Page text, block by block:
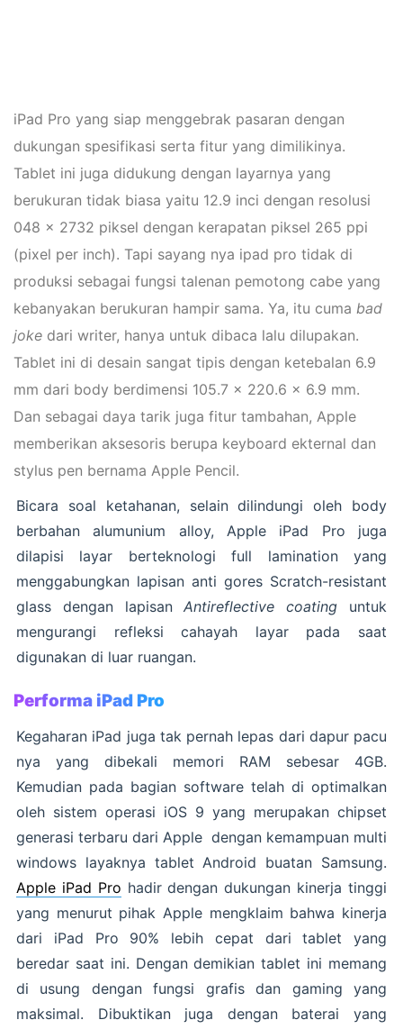
iPad Pro yang siap menggebrak pasaran dengan
dukungan spesifikasi serta fitur yang dimilikinya.
Tablet ini juga didukung dengan layarnya yang
berukuran tidak biasa yaitu 12.9 inci dengan resolusi
048 x 2732 piksel dengan kerapatan piksel 265 ppi
(pixel per inch). Tapi sayang nya ipad pro tidak di
produksi sebagai fungsi talenan pemotong cabe yang
kebanyakan berukuran hampir sama. Ya, itu cuma bad
joke dari writer, hanya untuk dibaca lalu dilupakan.
Tablet ini di desain sangat tipis dengan ketebalan 6.9
mm dari body berdimensi 105.7 x 220.6 x 6.9 mm.
Dan sebagai daya tarik juga fitur tambahan, Apple
memberikan aksesoris berupa keyboard ekternal dan
stylus pen bernama Apple Pencil.
Bicara soal ketahanan, selain dilindungi oleh body
berbahan alumunium alloy, Apple iPad Pro juga
dilapisi layar berteknologi full lamination yang
menggabungkan lapisan anti gores Scratch-resistant
glass dengan lapisanAntireflective coating untuk
mengurangi refleksi cahayah layar pada saat
digunakan di luar ruangan.
Performa iPad Pro
Kegaharan iPad juga tak pernah lepas dari dapur pacu
nya yang dibekali memori RAM sebesar 4GB.
Kemudian pada bagian software telah di optimalkan
oleh sistem operasi iOS 9 yang merupakan chipset
generasi terbaru dari Apple dengan kemampuan multi
windows layaknya tablet Android buatan Samsung.
Apple iPad Pro hadir dengan dukungan kinerja tinggi
yang menurut pihak Apple mengklaim bahwa kinerja
dari iPad Pro 90% lebih cepat dari tablet yang
beredar saat ini. Dengan demikian tablet ini memang
di usung dengan fungsi grafis dan gaming yang
maksimal. Dibuktikan juga dengan baterai yang